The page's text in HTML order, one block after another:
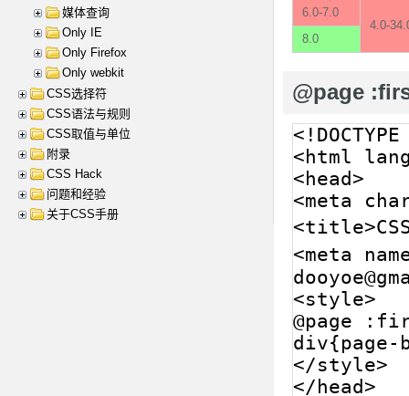
6.0-7.0
4.0-
8.0
@page
媒体查询
Only IE
Only Firefox
Only webkit
CSS选择符
CSS语法与规则
CSS取值与单位
附录
CSS Hack
问题和经验
关于CSS手册